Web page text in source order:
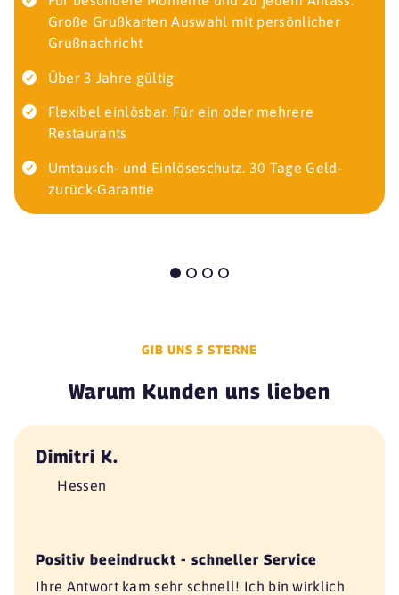
Große Grußkarten Auswahl mit persönlicher
Grußnachricht
Über 3 Jahre gültig
Flexibel einlösbar. Für ein oder mehrere
Restaurants
Umtausch- und Einlöseschutz. 30 Tage Geld-
zurück-Garantie
GIB UNS 5 STERNE
Warum Kunden uns lieben
Dimitri K.
Hessen
Positiv beeindruckt - schneller Service
Ihre Antwort kam sehr schnell! Ich bin wirklich